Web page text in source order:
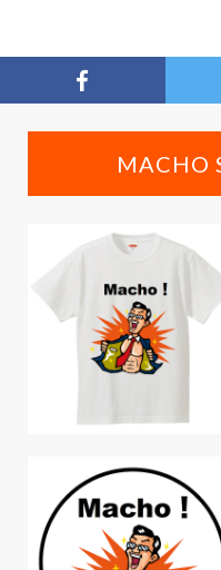
MACHO